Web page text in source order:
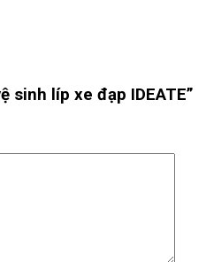
sinh líp xe đạp IDEATE”